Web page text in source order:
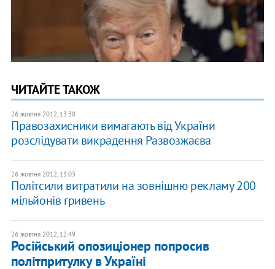
ЧИТАЙТЕ ТАКОЖ
26 жовтня 2012, 13:38
Правозахисники вимагають від України
розслідувати викрадення Развозжаєва
26 жовтня 2012, 13:03
Політсили витратили на зовнішню рекламу 200
мільйонів гривень
26 жовтня 2012, 12:49
Російський опозиціонер попросив
політпритулку в Україні